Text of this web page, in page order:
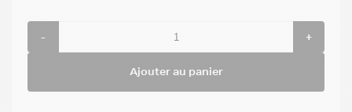
- +
Ajouter au panier